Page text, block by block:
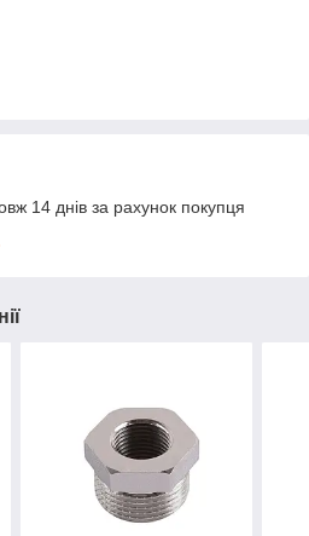
14 днів за рахунок покупця